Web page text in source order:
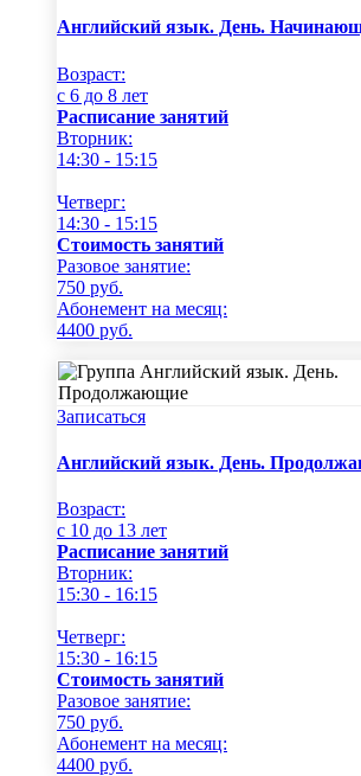
Английский язык. День.
Возраст:
c 6 до 8 лет
Расписание занятий
Вторник:
14:30 - 15:15
Четверг:
14:30 - 15:15
Стоимость занятий
Разовое занятие:
750 руб.
Абонемент на месяц:
4400 руб.
Записаться
Английский язык. День.
Возраст:
c 10 до 13 лет
Расписание занятий
Вторник:
15:30 - 16:15
Четверг:
15:30 - 16:15
Стоимость занятий
Разовое занятие:
750 руб.
Абонемент на месяц:
4400 руб.